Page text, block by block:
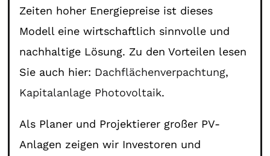
Zeiten hoher Energiepreise ist dieses
Modell eine wirtschaftlich sinnvolle und
nachhaltige Lösung. Zu den Vorteilen lesen
Sie auch hier: Dachflächenverpachtung,
Kapitalanlage Photovoltaik.
Als Planer und Projektierer großer PV-
Anlagen zeigen wir Investoren und